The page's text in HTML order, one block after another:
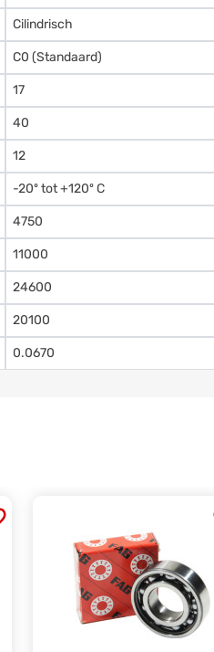
Cilindrisch
C0 (Standaard)
17
40
12
-20º tot +120º C
4750
11000
24600
20100
0.0670